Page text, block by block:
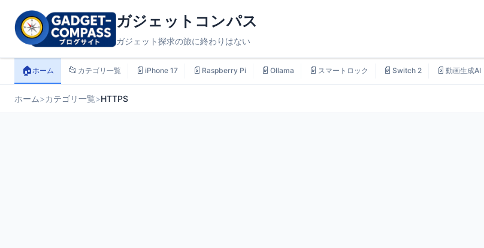
ガジェットコンパス
ガジェット探求の旅に終わりはない
🏠ホーム 📂 カテゴリ一覧 📄 iPhone 17 📄 Raspberry Pi 📄 Ollama 📄 スマートロック 📄 Switch 2 📄 動画生成AI
ホーム>カテゴリ一覧>HTTPS